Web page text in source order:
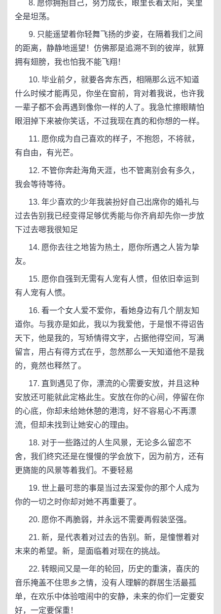
8. 愿你拥抱自己，努力成长，眼里长着太阳，笑里
全是坦荡。
9. 只能遥望着你轻舞飞扬的步姿，在隔着我们之间
的距离，静静地遥望！仿佛那是追溯不到的彼岸，就算
拥有翅膀，我也怕我不能飞翔！
10. 毕业前夕，就要各奔东西，相隔那么远不知道
什么时候才能再见，你坐在窗前，背对着我说，也许我
一辈子都不会再遇到像你一样的人了。我急忙擦眼睛怕
眼泪掉下来被你笑话，不过我现在真的和你想的一样。
11. 愿你成为自己喜欢的样子，不抱怨，不将就，
有自由，有光芒。
12. 不管你奔赴海角天涯，也不管离别会有多久，
我会等待等待。
13. 年少喜欢的少年我装扮好自己出席你的婚礼与
过去告别我已经变得足够优秀能与你齐肩却先你一步放
下过去嗯我很知足
14. 愿你去往之地皆为热土，愿你所遇之人皆为挚
友。
15. 愿你自强到无需有人宠有人惯，但依旧幸运到
有人宠有人惯。
16. 看一个女人爱不爱你，看她身边有几个朋友知
道你。与我亦是如此，我以为我爱他，于是恨不得诏告
天下，他是我的，写矫情得文字，占据他得空间，写满
留言，用占有得方式在乎，忽然那么一天知道他不是我
的，竟然也释然了。
17. 直到遇见了你，漂流的心需要安放，并且这种
安放还可能就此定格此生。安放在你的心间，停留在你
的心底，你却未给她休憩的港湾，好不容易心不再漂
流，但却未找到让她安心的理由。
18. 对于一些路过的人生风景，无论多么留恋不
舍，我们终究还是在慢慢的学会放下，因为前方，还有
更旖旎的风景等着我们。不要轻易
19. 世上最可悲的事是当过去深爱你的那个人成为
你的一切之时你却对她不再重要了。
20. 愿你不再脆弱，并永远不需要再假装坚强。
21. 新，是代表着对过去的告别。新，是憧憬着对
末来的希望。新，是面临着对现在的挑战。
22. 转眼间又是一年的轮回，历史的重演，喜庆的
音乐掩盖不住思乡之情，没有人理解的群居生活最孤
单，在欢乐中体验喧闹中的安静，未来的你们一定要安
好，一定要保重！